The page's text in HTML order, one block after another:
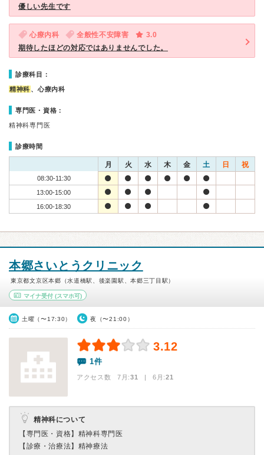
優しい先生です
心療内科 全般性不安障害
3.0
期待したほどの対応ではありませんでした。
診療科目：
精神科 、心療内科
専門医・資格：
精神科専門医
診療時間
月 火 水 木 金 土 日 祝
08:30-11:30
13:00-15:00
16:00-18:30
本郷さいとうクリニック
東京都文京区本郷（水道橋駅、後楽園駅、本郷三丁目駅）
マイナ受付 (スマホ可)
土曜（〜17:30） 夜（〜21:00）
3.12
1件
アクセス数 7月:31 | 6月:21
精神科について
【専門医・資格】 精神科専門医
【診療・治療法】 精神療法